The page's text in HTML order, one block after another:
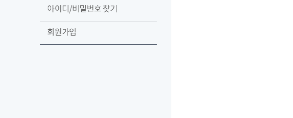
아이디/비밀번호 찾기
회원가입